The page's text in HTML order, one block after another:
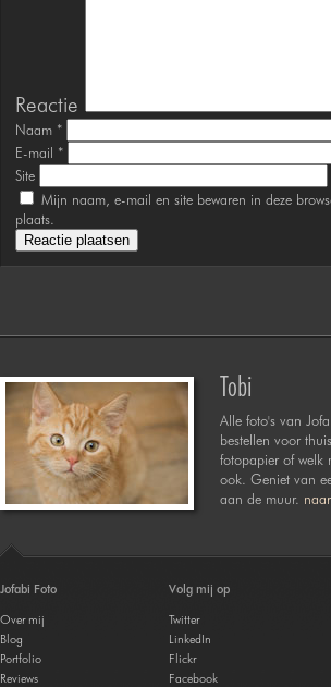
Reactie
Naam *
E-mail *
Site
Mijn naam, e-mail en site bewaren in deze
plaats.
Tobi
Alle foto's van
bestellen voor
fotopapier of welk
ook. Geniet van
aan de muur.
Jofabi Foto
Over mij
Blog
Portfolio
Reviews
Volg mij op
Twitter
LinkedIn
Flickr
Facebook